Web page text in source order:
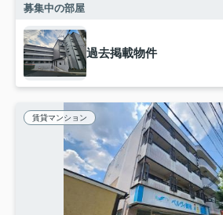
募集中の部屋
過去掲載物件
賃貸マンション